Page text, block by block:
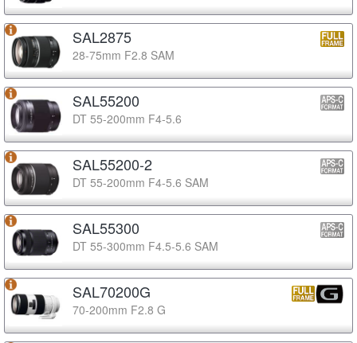
SAL2875
28-75mm F2.8 SAM
SAL55200
DT 55-200mm F4-5.6
SAL55200-2
DT 55-200mm F4-5.6 SAM
SAL55300
DT 55-300mm F4.5-5.6 SAM
SAL70200G
70-200mm F2.8 G